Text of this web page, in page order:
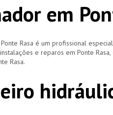
em
Rasa é um profissional
instalações e reparos em Ponte
Rasa.